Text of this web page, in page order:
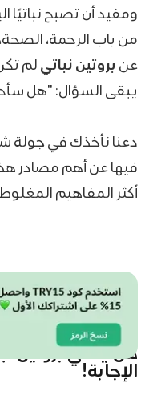
ومفيد أن تصبح نباتيًا
من باب الرحمة،
عن بروتين نباتي لم
يبقى السؤال: "هل
دعنا نأخذك في جولة
فيها عن أهم مصادر
أكثر المفاهيم
هل يكفيبروتين
الإجابة!